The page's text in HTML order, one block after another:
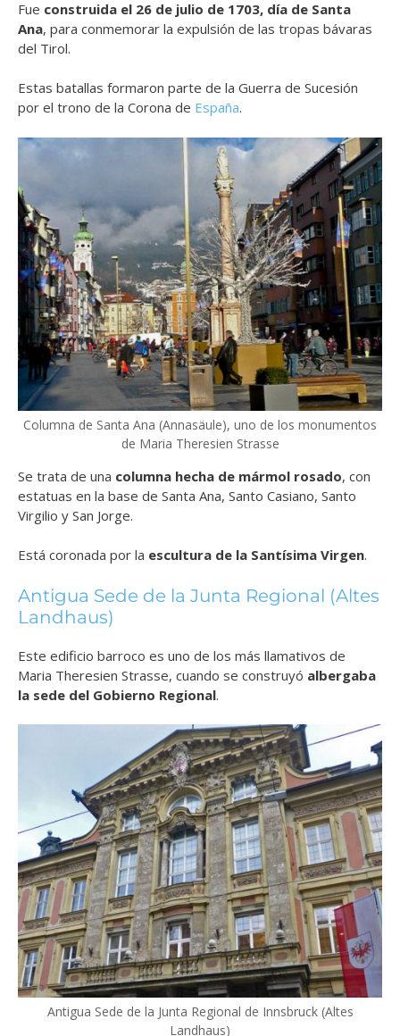
Fue construida el 26 de julio de 1703, día de Santa
Ana, para conmemorar la expulsión de las tropas bávaras
del Tirol.
Estas batallas formaron parte de la Guerra de Sucesión
por el trono de la Corona de España.
Columna de Santa Ana (Annasäule), uno de los monumentos
de Maria Theresien Strasse
Se trata de una columna hecha de mármol rosado, con
estatuas en la base de Santa Ana, Santo Casiano, Santo
Virgilio y San Jorge.
Está coronada por la escultura de la Santísima Virgen.
Antigua Sede de la Junta Regional (Altes
Landhaus)
Este edificio barroco es uno de los más llamativos de
Maria Theresien Strasse, cuando se construyó albergaba
la sede del Gobierno Regional.
Antigua Sede de la Junta Regional de Innsbruck (Altes
Landhaus)